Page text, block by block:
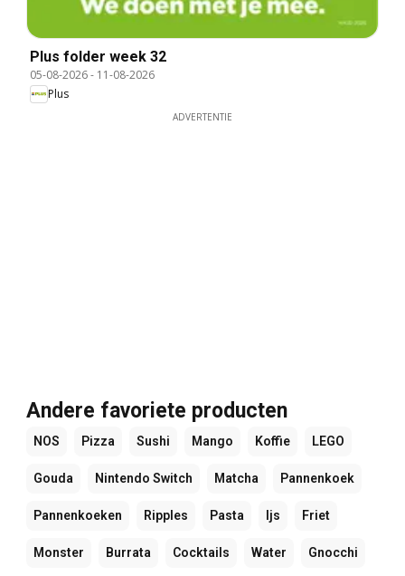
Plus folder week 32
05-08-2026- 11-08-2026
Plus
ADVERTENTIE
Andere favoriete producten
NOS Pizza Sushi Mango Koffie LEGO
Gouda Nintendo Switch Matcha Pannenkoek
Pannenkoeken Ripples Pasta Ijs Friet
Monster Burrata Cocktails Water Gnocchi